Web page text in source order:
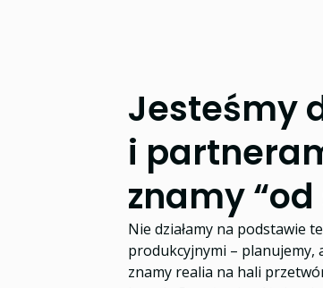
Jesteśmy
i
znamy
Nie działamy na podstawie
produkcyjnymi – planujemy,
znamy realia na hali